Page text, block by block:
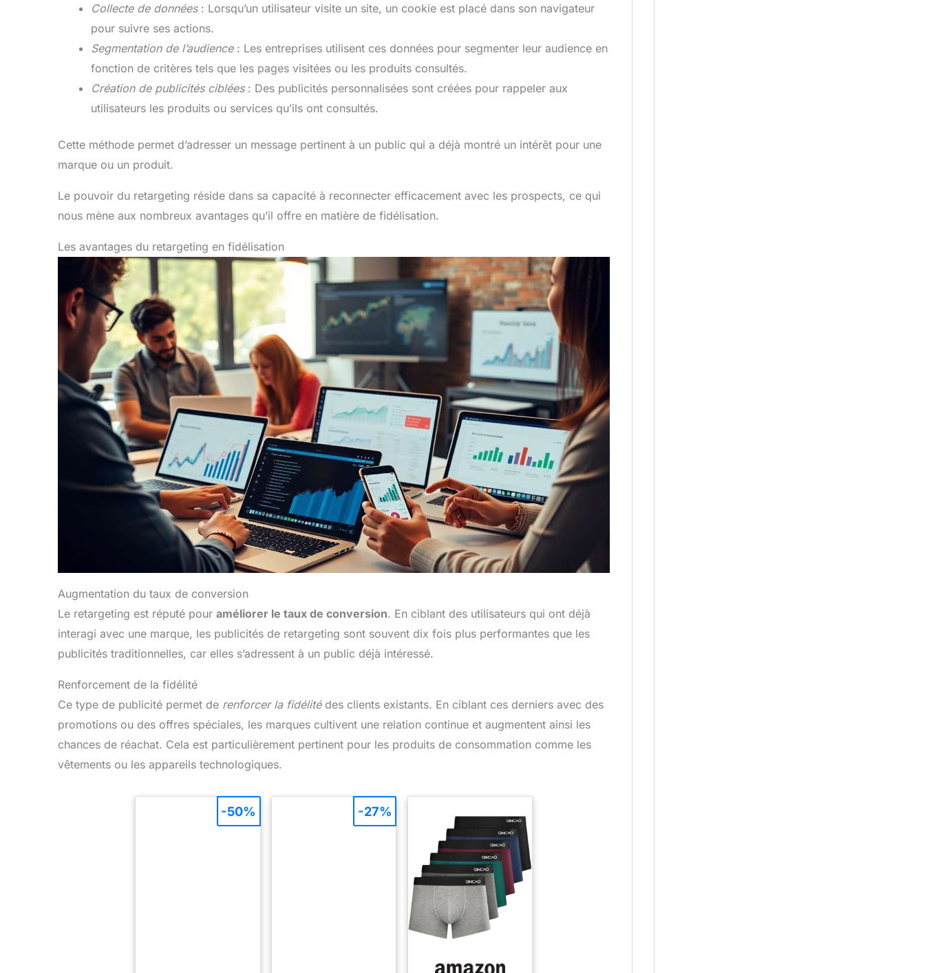
Collecte de données: Lorsqu’un utilisateur visite un site, un cookie est placé dans son navigateur
pour suivre ses actions.
Segmentation de l’audience: Les entreprises utilisent ces données pour segmenter leur audience en
fonction de critères tels que les pages visitées ou les produits consultés.
Création de publicités ciblées: Des publicités personnalisées sont créées pour rappeler aux
utilisateurs les produits ou services qu’ils ont consultés.
Cette méthode permet d’adresser un message pertinent à un public qui a déjà montré un intérêt pour une
marque ou un produit.
Le pouvoir du retargeting réside dans sa capacité à reconnecter efficacement avec les prospects, ce qui
nous mène aux nombreux avantages qu’il offre en matière de fidélisation.
Les avantages du retargeting en fidélisation
Augmentation du taux de conversion
Le retargeting est réputé pour améliorer le taux de conversion. En ciblant des utilisateurs qui ont déjà
interagi avec une marque, les publicités de retargeting sont souvent dix fois plus performantes que les
publicités traditionnelles, car elles s’adressent à un public déjà intéressé.
Renforcement de la fidélité
Ce type de publicité permet de renforcer la fidélitédes clients existants. En ciblant ces derniers avec des
promotions ou des offres spéciales, les marques cultivent une relation continue et augmentent ainsi les
chances de réachat. Cela est particulièrement pertinent pour les produits de consommation comme les
vêtements ou les appareils technologiques.
-50% -27%